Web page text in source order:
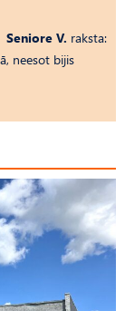
Seniore V. raksta:
neesot bijis